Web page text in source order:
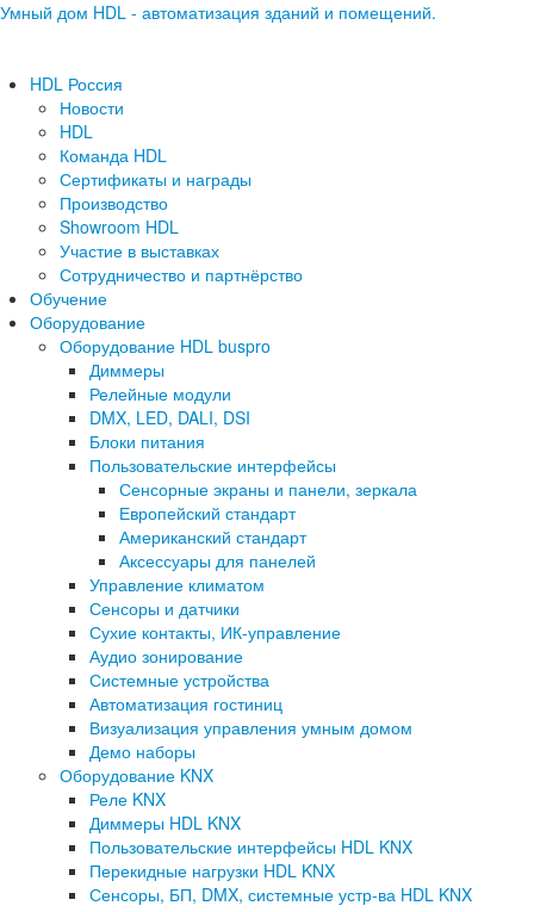
Умный дом HDL - автоматизация зданий и помещений.
HDL Россия
Новости
HDL
Команда HDL
Сертификаты и награды
Производство
Showroom HDL
Участие в выставках
Сотрудничество и партнёрство
Обучение
Оборудование
Оборудование HDL buspro
Диммеры
Релейные модули
DMX, LED, DALI, DSI
Блоки питания
Пользовательские интерфейсы
Сенсорные экраны и панели, зеркала
Европейский стандарт
Американский стандарт
Аксессуары для панелей
Управление климатом
Сенсоры и датчики
Сухие контакты, ИК-управление
Аудио зонирование
Системные устройства
Автоматизация гостиниц
Визуализация управления умным домом
Демо наборы
Оборудование KNX
Реле KNX
Диммеры HDL KNX
Пользовательские интерфейсы HDL KNX
Перекидные нагрузки HDL KNX
Сенсоры, БП, DMX, системные устр-ва HDL KNX